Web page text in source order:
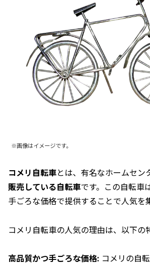
※画像はイメージです。
コメリ自転車とは、有名なホームセン
販売している自転車です。この自転車
手ごろな価格で提供することで人気を
コメリ自転車の人気の理由は、以下の
高品質かつ手ごろな価格: コメリの自